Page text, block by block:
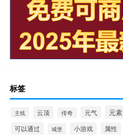
标签
主线 云顶 传奇 元气 元素
可以通过 城堡 小游戏 属性